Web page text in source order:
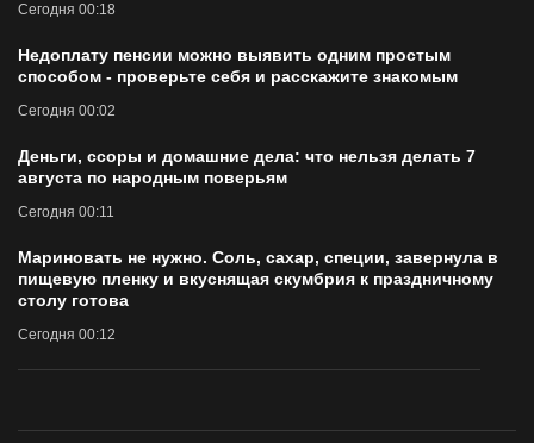
Сегодня 00:18
Недоплату пенсии можно выявить одним простым
способом - проверьте себя и расскажите знакомым
Сегодня 00:02
Деньги, ссоры и домашние дела: что нельзя делать 7
августа по народным поверьям
Сегодня 00:11
Мариновать не нужно. Соль, сахар, специи, завернула в
пищевую пленку и вкуснящая скумбрия к праздничному
столу готова
Сегодня 00:12